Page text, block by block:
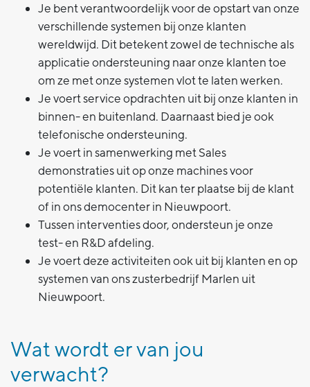
Je bent verantwoordelijk voor de opstart van onze
verschillende systemen bij onze klanten
wereldwijd. Dit betekent zowel de technische als
applicatie ondersteuning naar onze klanten toe
om ze met onze systemen vlot te laten werken.
Je voert service opdrachten uit bij onze klanten in
binnen- en buitenland. Daarnaast bied je ook
telefonische ondersteuning.
Je voert in samenwerking met Sales
demonstraties uit op onze machines voor
potentiële klanten. Dit kan ter plaatse bij de klant
of in ons democenter in Nieuwpoort.
Tussen interventies door, ondersteun je onze
test- en R&D afdeling.
Je voert deze activiteiten ook uit bij klanten en op
systemen van ons zusterbedrijf Marlen uit
Nieuwpoort.
Wat wordt er van jou
verwacht?